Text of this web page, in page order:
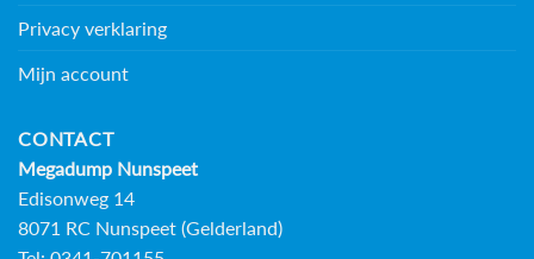
Privacy verklaring
Mijn account
CONTACT
Megadump Nunspeet
Edisonweg 14
8071 RC Nunspeet (Gelderland)